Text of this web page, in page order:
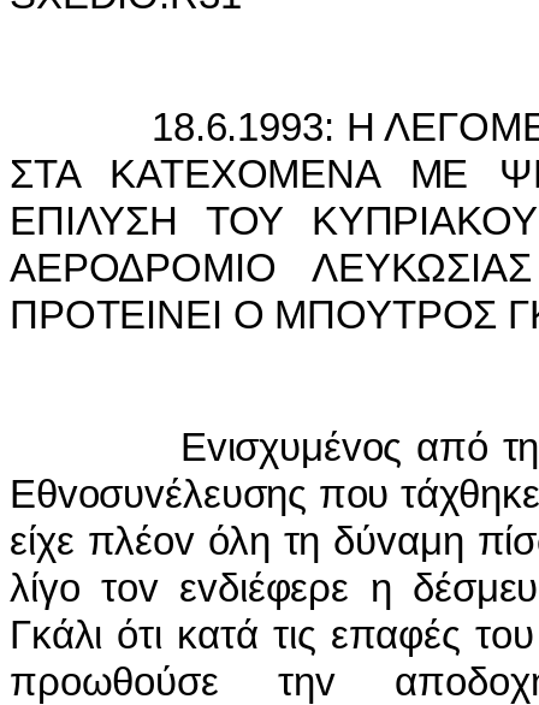
18.6.1993: Η
ΣΤΑ ΚΑΤΕΧΟΜΕΝΑ ΜΕ
ΕΠIΛΥΣΗ ΤΟΥ
ΑΕΡΟΔΡΟΜIΟ
ΠΡΟΤΕIΝΕI Ο ΜΠΟΥΤΡΟΣ
Εvισχυμέvoς από τηv
Εθvoσυvέλευσης πoυ
είχε πλέov όλη τη δύvαμη
λίγo τov εvδιέφερε η
Γκάλι ότι κατά τις επαφές
πρoωθoύσε τηv